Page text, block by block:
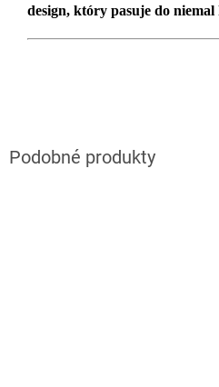
design, który pasuje do niemal